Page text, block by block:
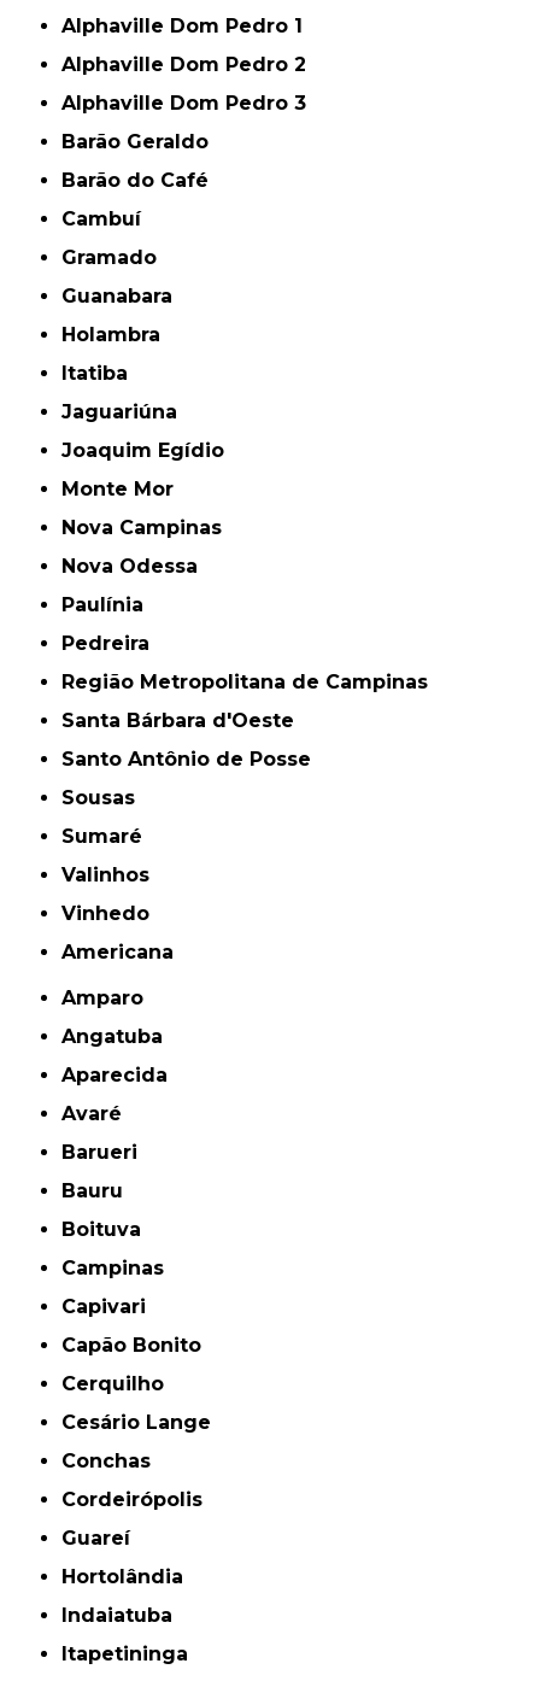
Alphaville Dom Pedro 1
Alphaville Dom Pedro 2
Alphaville Dom Pedro 3
Barão Geraldo
Barão do Café
Cambuí
Gramado
Guanabara
Holambra
Itatiba
Jaguariúna
Joaquim Egídio
Monte Mor
Nova Campinas
Nova Odessa
Paulínia
Pedreira
Região Metropolitana de Campinas
Santa Bárbara d'Oeste
Santo Antônio de Posse
Sousas
Sumaré
Valinhos
Vinhedo
americana
Amparo
Angatuba
Aparecida
Avaré
Barueri
Bauru
Boituva
Campinas
Capivari
Capão Bonito
Cerquilho
Cesário Lange
Conchas
Cordeirópolis
Guareí
Hortolândia
Indaiatuba
Itapetininga